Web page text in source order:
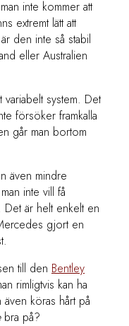
inte kommer att
extremt lätt att
den inte så stabil
eller Australien
system. Det
försöker framkalla
går man bortom
även mindre
inte vill få
Det är helt enkelt en
gjort en
till den Bentley
rimligtvis kan ha
köras hårt på
bra på?